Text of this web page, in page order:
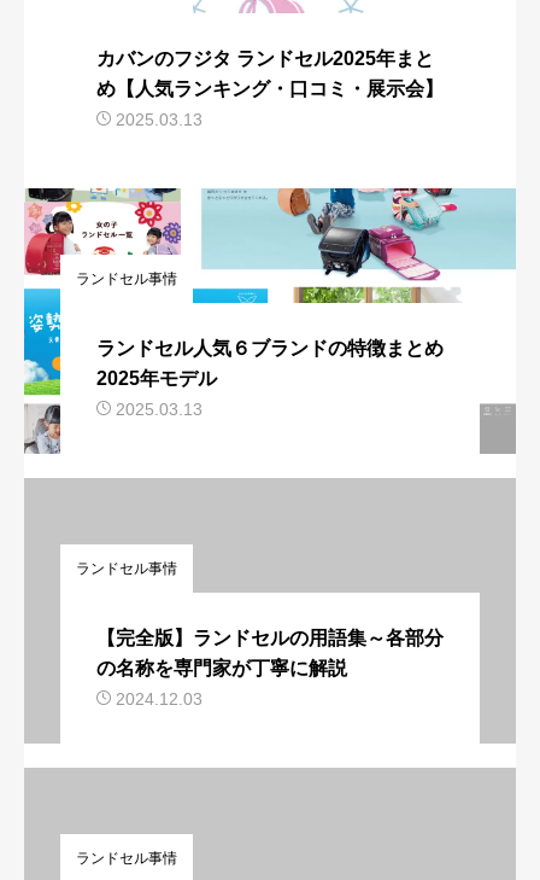
カバンのフジタ ランドセル2025年まと
め【人気ランキング・口コミ・展示会】
2025.03.13
ランドセル事情
ランドセル人気６ブランドの特徴まとめ
2025年モデル
2025.03.13
ランドセル事情
【完全版】ランドセルの用語集～各部分
の名称を専門家が丁寧に解説
2024.12.03
ランドセル事情